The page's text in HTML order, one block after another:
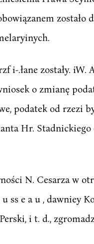
zostało
i-.łane zostały.
o zmianę
podatek od rzezi
Hr.
N. Cesarza w
e a u , dawniey
i t. d.,